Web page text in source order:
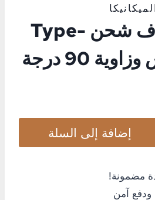
ميدالية كشاف شحن Type-
إضافة إلى السلة
مضمونة!
ودفع آمن